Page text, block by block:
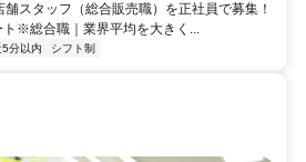
スタッフ（総合販売職）を正社員で募集！
※総合職｜業界平均を大きく...
5分以内 シフト制